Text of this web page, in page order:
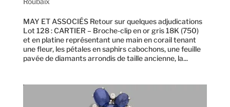
MAY ET ASSOCIÉS Retour sur quelques adjudications
Lot 128 : CARTIER – Broche-clip en or gris 18K (750)
et en platine représentant une main en corail tenant
une fleur, les pétales en saphirs cabochons, une feuille
pavée de diamants arrondis de taille ancienne, la...